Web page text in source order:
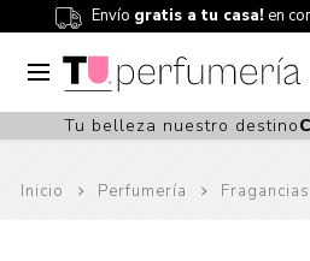
Envío gratis a tu casa! en
Tu belleza nuestro destino
Inicio Perfumería Fragancias